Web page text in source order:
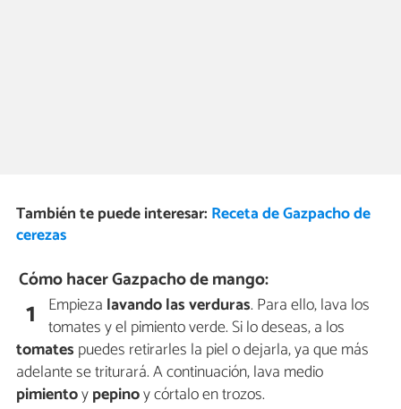
También te puede interesar: Receta de Gazpacho de
cerezas
Cómo hacer Gazpacho de mango:
1 Empieza lavando las verduras. Para ello, lava los
tomates y el pimiento verde. Si lo deseas, a los
tomates puedes retirarles la piel o dejarla, ya que más
adelante se triturará. A continuación, lava medio
pimientoypepinoy córtalo en trozos.